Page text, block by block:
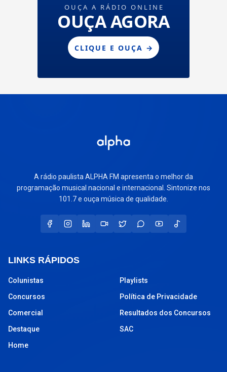
A rádio paulista ALPHA FM apresenta o melhor da
programação musical nacional e internacional. Sintonize nos
101.7 e ouça música de qualidade.
LINKS RÁPIDOS
Colunistas
Concursos
Comercial
Destaque
Home
Playlists
Política de Privacidade
Resultados dos Concursos
SAC